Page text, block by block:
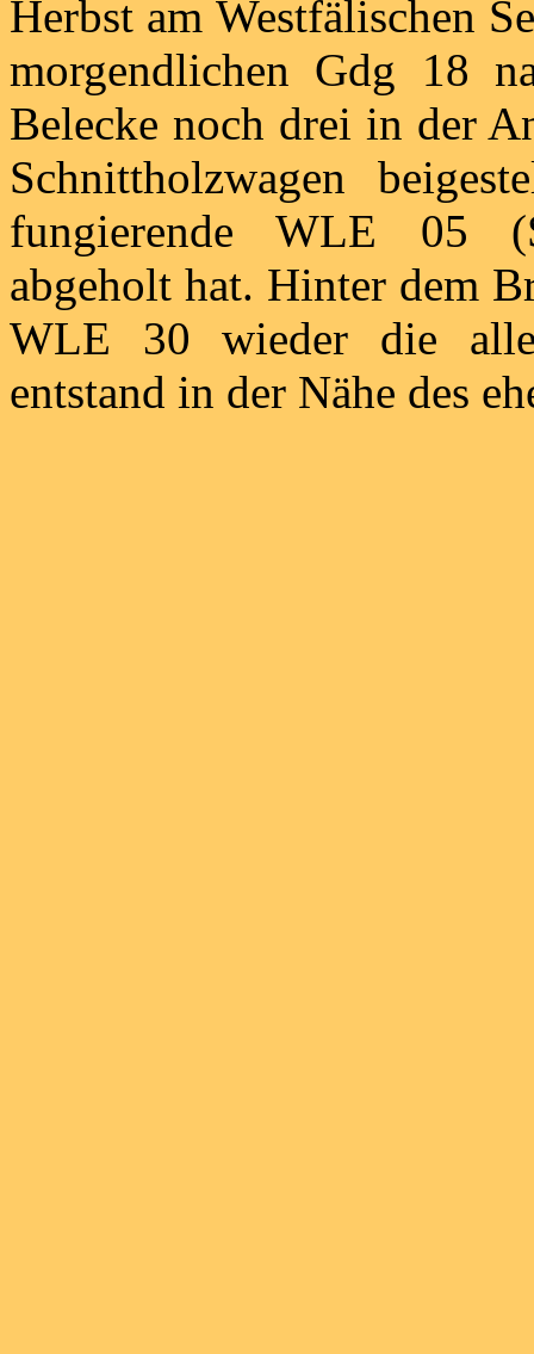
Herbst am Westfälischen
morgendlichen Gdg 18
Belecke noch drei in der
Schnittholzwagen
fungierende WLE 05
abgeholt hat. Hinter dem
WLE 30 wieder die
entstand in der Nähe des